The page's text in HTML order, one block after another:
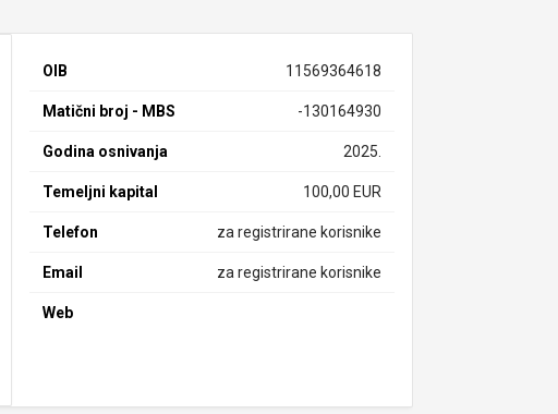
OIB 11569364618
Matični broj - MBS -130164930
Godina osnivanja 2025.
Temeljni kapital 100,00 EUR
Telefon za registrirane korisnike
Email za registrirane korisnike
Web